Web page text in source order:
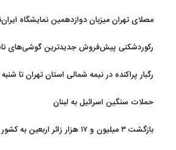
مصلای تهران میزبان دوازدهمین نمایشگاه
رکوردشکنی پیش‌فروش جدیدترین گوشی‌های
رگبار پراکنده در نیمه شمالی استان تهران تا شنبه
حملات سنگین اسرائیل به لبنان
بازگشت ۳ میلیون و ۱۷ هزار زائر اربعین به کشور